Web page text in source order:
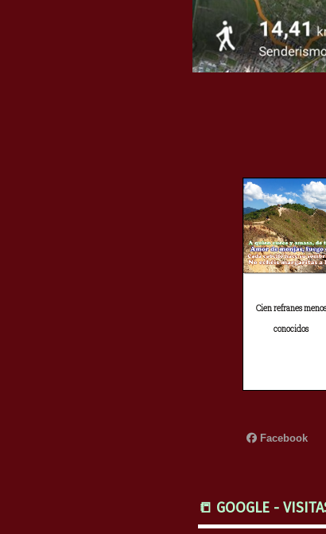
Cien refranes menos
conocidos
Facebook
📒 GOOGLE -